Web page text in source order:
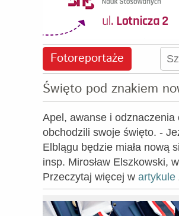
Fotoreportaże
Święto pod znakiem
Apel, awanse i
obchodzili swoje święto. -
Elblągu będzie miała nową
insp. Mirosław Elszkowski,
Przeczytaj więcej w artykule